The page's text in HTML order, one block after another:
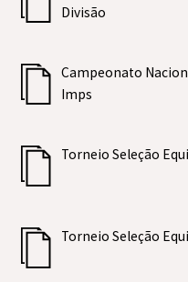
Divisão
Campeonato
Imps
Torneio Seleção
Torneio Seleção